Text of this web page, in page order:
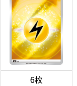
6枚